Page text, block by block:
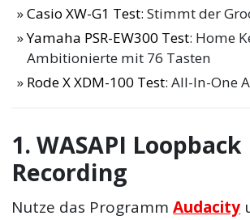
Casio XW-G1 Test: Stimmt der
Yamaha PSR-EW300 Test: Home
Ambitionierte mit 76 Tasten
Rode X XDM-100 Test: All-In-One
1. WASAPI Loopback
Recording
Nutze das ProgrammAudacity